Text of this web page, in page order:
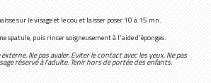
sur le visage et le cou et laisser poser 10 à 15 mn.
spatule, puis rincer soigneusement à l'aide d'éponges.
Ne pas avaler. Eviter le contact avec les yeux. Ne pas
réservé à l'adulte. Tenir hors de portée des enfants.